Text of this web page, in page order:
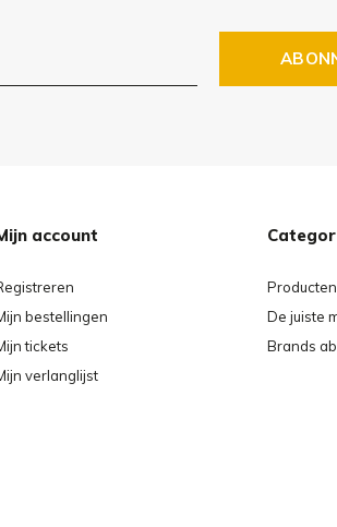
account
bestellingen
tickets
verlanglijst
Producten
De juiste
Brands